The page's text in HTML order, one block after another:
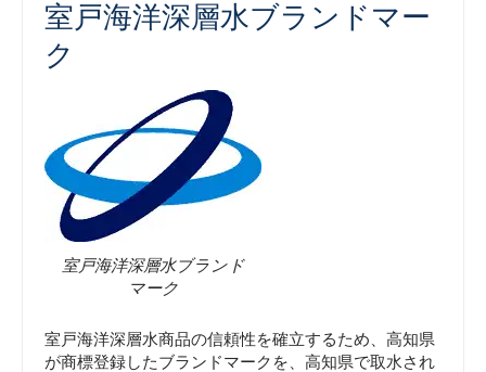
室戸海洋深層水ブランドマー
ク
室戸海洋深層水ブランド
マーク
室戸海洋深層水商品の信頼性を確立するため、高知県
が商標登録したブランドマークを、高知県で取水され